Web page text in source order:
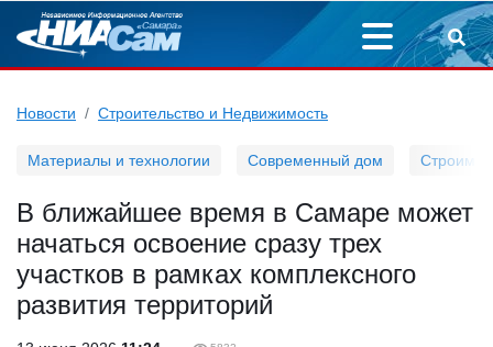
Новости Строительство и Недвижимость
Материалы и технологии Современный дом Строим
В ближайшее время в Самаре может
начаться освоение сразу трех
участков в рамках комплексного
развития территорий